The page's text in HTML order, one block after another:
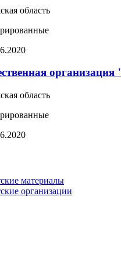
область
область
материалы
организации